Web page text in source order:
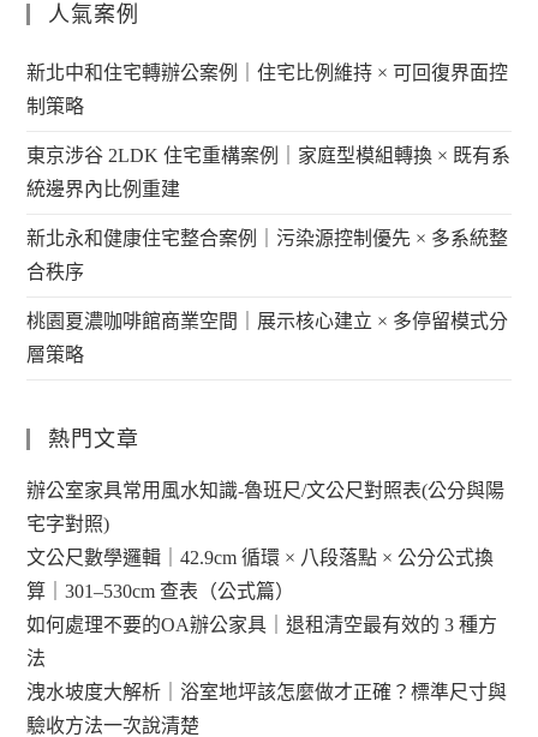
人氣案例
新北中和住宅轉辦公案例｜住宅比例維持 × 可回復界面控
制策略
東京涉谷 2LDK 住宅重構案例｜家庭型模組轉換 × 既有系
統邊界內比例重建
新北永和健康住宅整合案例｜污染源控制優先 × 多系統整
合秩序
桃園夏濃咖啡館商業空間｜展示核心建立 × 多停留模式分
層策略
熱門文章
辦公室家具常用風水知識-魯班尺/文公尺對照表(公分與陽
宅字對照)
文公尺數學邏輯｜42.9cm 循環 × 八段落點 × 公分公式換
算｜301–530cm 查表（公式篇）
如何處理不要的OA辦公家具｜退租清空最有效的 3 種方
法
洩水坡度大解析｜浴室地坪該怎麼做才正確？標準尺寸與
驗收方法一次說清楚